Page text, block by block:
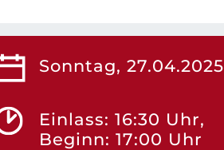
Sonntag, 27.04.2025
Einlass: 16:30 Uhr,
Beginn: 17:00 Uhr